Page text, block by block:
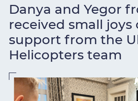
Danya and Yegor
received small joys
support from the
Helicopters team